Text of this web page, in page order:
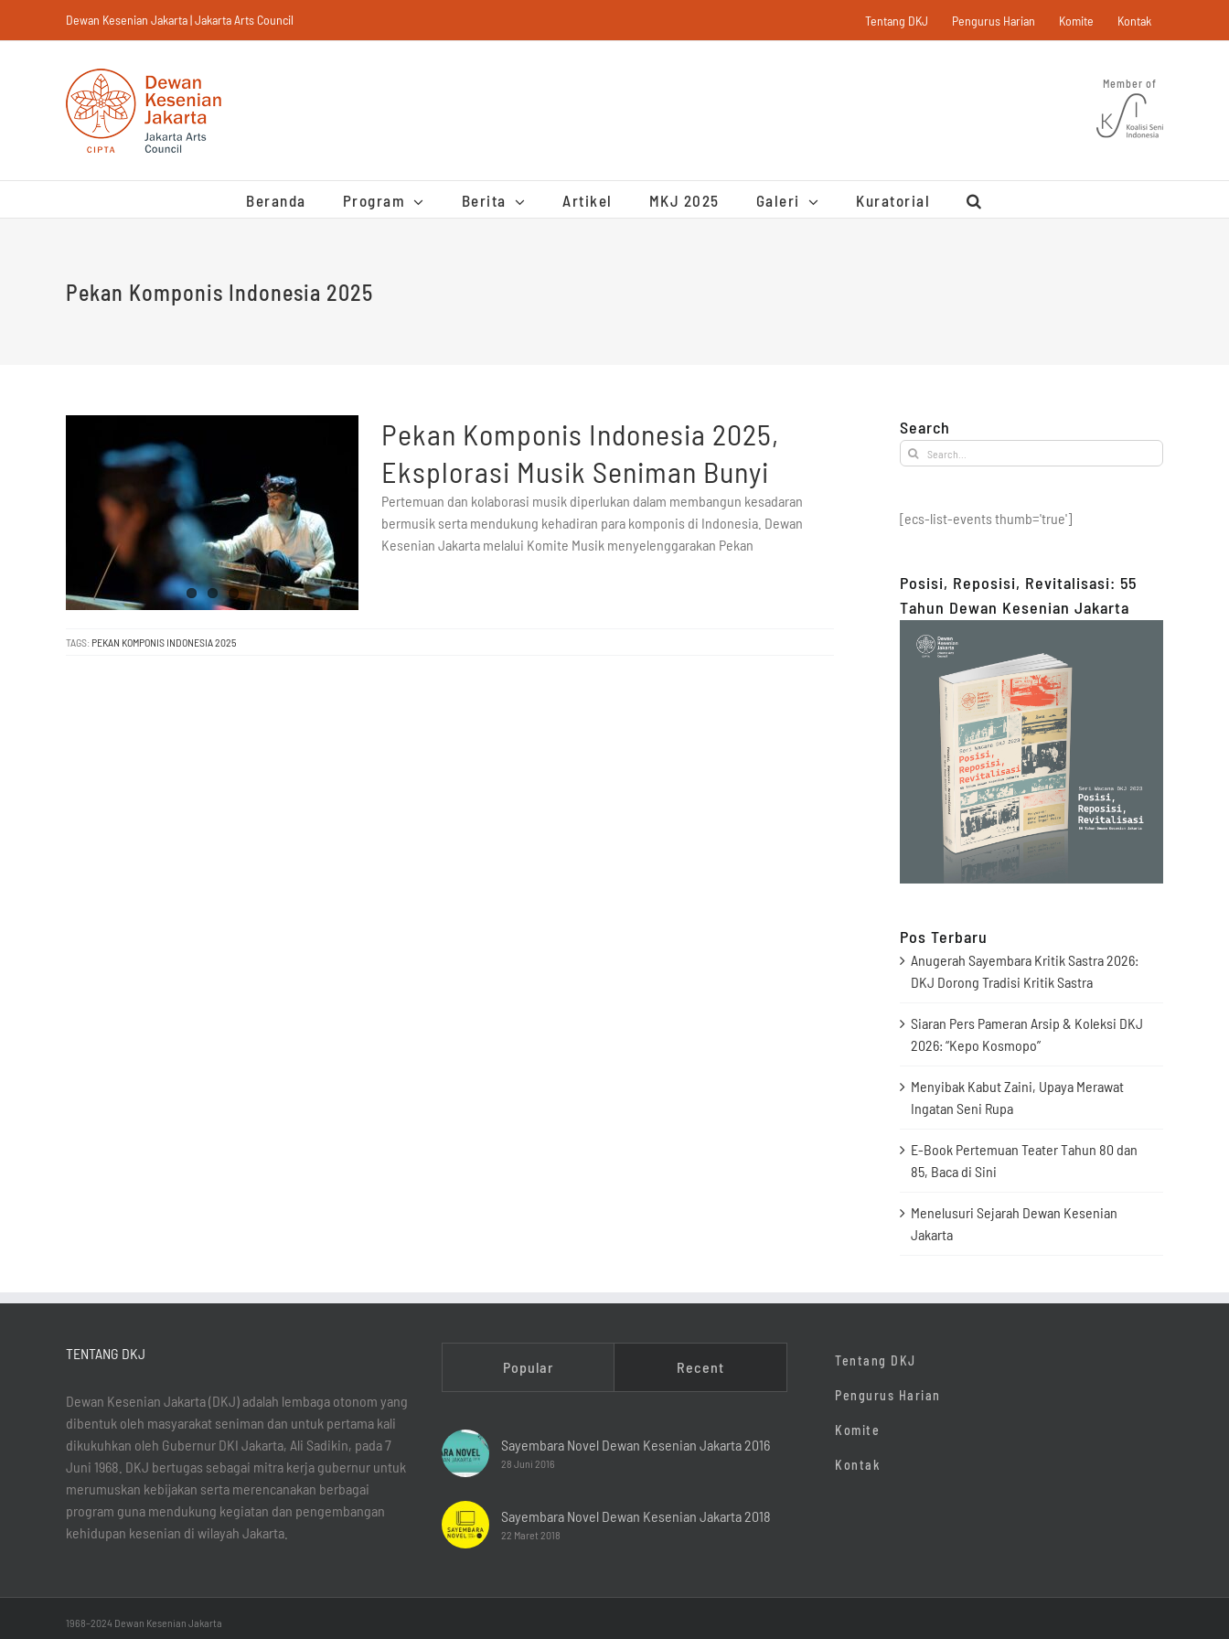
Dewan Kesenian Jakarta | Jakarta Arts Council Tentang DKJ Pengurus Harian Komite Kontak
Member of
Beranda Program Berita Artikel MKJ 2025 Galeri Kuratorial
Pekan Komponis Indonesia 2025
Pekan Komponis Indonesia 2025,
Eksplorasi Musik Seniman Bunyi
Pertemuan dan kolaborasi musik diperlukan dalam membangun kesadaran
bermusik serta mendukung kehadiran para komponis di Indonesia. Dewan
Kesenian Jakarta melalui Komite Musik menyelenggarakan Pekan
TAGS: PEKAN KOMPONIS INDONESIA 2025
Search
Search
for:
[ecs-list-events thumb='true']
Posisi, Reposisi, Revitalisasi: 55
Tahun Dewan Kesenian Jakarta
Pos Terbaru
Anugerah Sayembara Kritik Sastra 2026:
DKJ Dorong Tradisi Kritik Sastra
Siaran Pers Pameran Arsip & Koleksi DKJ
2026: “Kepo Kosmopo”
Menyibak Kabut Zaini, Upaya Merawat
Ingatan Seni Rupa
E-Book Pertemuan Teater Tahun 80 dan
85, Baca di Sini
Menelusuri Sejarah Dewan Kesenian
Jakarta
TENTANG DKJ
Dewan Kesenian Jakarta (DKJ) adalah lembaga otonom yang
dibentuk oleh masyarakat seniman dan untuk pertama kali
dikukuhkan oleh Gubernur DKI Jakarta, Ali Sadikin, pada 7
Juni 1968. DKJ bertugas sebagai mitra kerja gubernur untuk
merumuskan kebijakan serta merencanakan berbagai
program guna mendukung kegiatan dan pengembangan
kehidupan kesenian di wilayah Jakarta.
Popular Recent
Sayembara Novel Dewan Kesenian Jakarta 2016
28 Juni 2016
Sayembara Novel Dewan Kesenian Jakarta 2018
22 Maret 2018
Tentang DKJ
Pengurus Harian
Komite
Kontak
1968–2024 Dewan Kesenian Jakarta